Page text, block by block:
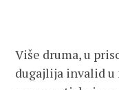
Više druma, u
dugajlija invalid u